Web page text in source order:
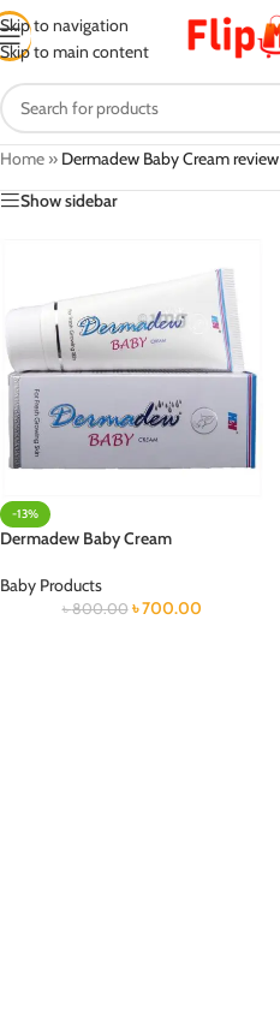
Skip to navigation
Skip to main content
Home » Dermadew Baby Cream review
Show sidebar
-13%
Dermadew Baby Cream
Baby Products
৳800.00 ৳700.00